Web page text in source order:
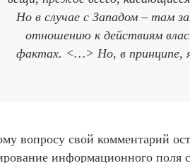
Но в случае с Западом – там
отношению к действиям
фактах. <…> Но, в принципе,
вопросу свой комментарий
информационного